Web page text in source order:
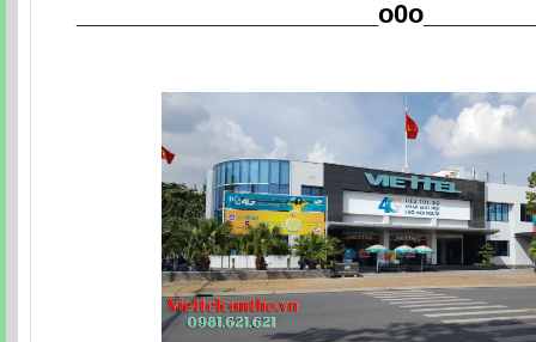
_____________________o0o